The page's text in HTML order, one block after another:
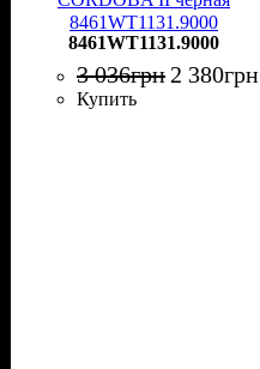
8461WT1131.9000
8461WT1131.9000
3 036грн 2 380грн
Купить